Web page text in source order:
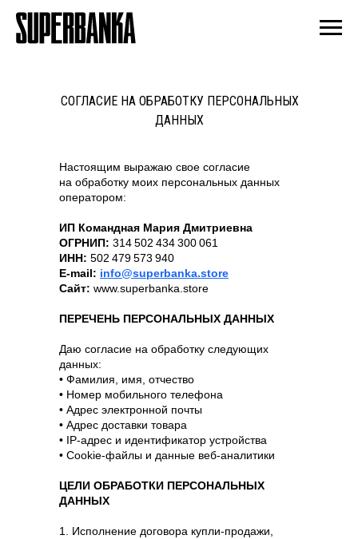
Настоящим выражаю свое согласие
на обработку моих персональных данных
оператором:
ИП Командная Мария Дмитриевна
ОГРНИП: 314 502 434 300 061
ИНН: 502 479 573 940
E-mail: info@superbanka.store
Сайт: www.superbanka.store
ПЕРЕЧЕНЬ ПЕРСОНАЛЬНЫХ ДАННЫХ
Даю согласие на обработку следующих
данных:
• Фамилия, имя, отчество
• Номер мобильного телефона
• Адрес электронной почты
• Адрес доставки товара
• IP-адрес и идентификатор устройства
• Cookie-файлы и данные веб-аналитики
ЦЕЛИ ОБРАБОТКИ ПЕРСОНАЛЬНЫХ
ДАННЫХ
1. Исполнение договора купли-продажи,
СОГЛАСИЕ НА ОБРАБОТКУ ПЕРСОНАЛЬНЫХ
ДАННЫХ